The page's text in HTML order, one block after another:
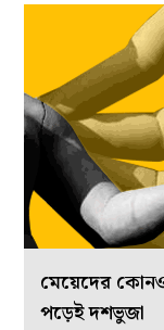
মেয়েদের
পড়েই দশভুজা